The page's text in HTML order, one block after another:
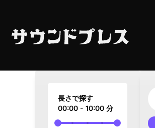
長さで探す
00:00 - 10:00 分